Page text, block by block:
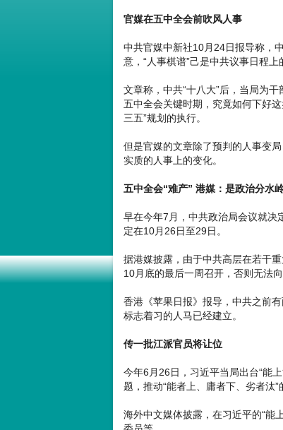
官媒在五中全会前吹风人事
中共官媒中新社10月24日报导称，
意，“人事棋谱”己是中共议事日程上
文章称，中共“十八大”后，当局为
五中全会关键时期，究竟如何下好
三五”规划的执行。
但是官媒的文章除了预判的人事变
实质的人事上的变化。
五中全会“难产” 港媒：是政治分水
早在今年7月，中共政治局会议就决
定在10月26日至29日。
据港媒披露，由于中共高层在若干
10月底的最后一周召开，否则无法
香港《苹果日报》报导，中共之前
标志着习的人马已经建立。
传一批江派官员将让位
今年6月26日，习近平当局出台“能
题，推动“能者上、庸者下、劣者汰”
海外中文媒体披露，在习近平的“能